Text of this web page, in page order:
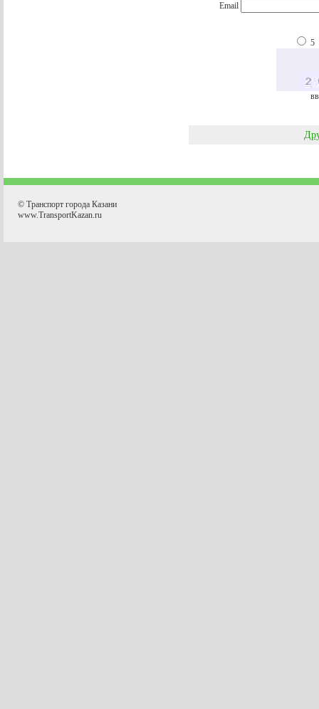
Email
5
© Транспорт города Казани
www.TransportKazan.ru